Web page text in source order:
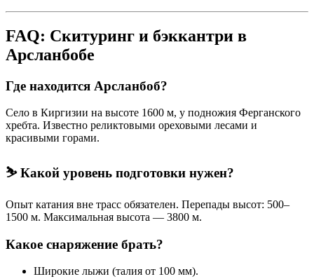
FAQ: Скитуринг и бэккантри в
Арсланбобе
Где находится Арсланбоб?
Село в Киргизии на высоте 1600 м, у подножия Ферганского
хребта. Известно реликтовыми ореховыми лесами и
красивыми горами.
⛷ Какой уровень подготовки нужен?
Опыт катания вне трасс обязателен. Перепады высот: 500–
1500 м. Максимальная высота — 3800 м.
Какое снаряжение брать?
Широкие лыжи (талия от 100 мм).